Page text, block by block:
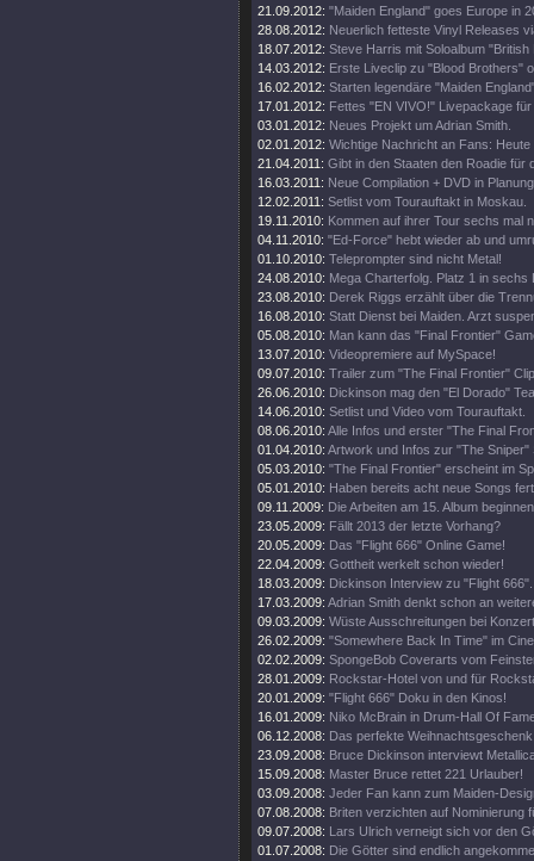
21.09.2012: "Maiden England" goes Europe in
28.08.2012: Neuerlich fetteste Vinyl Releases
18.07.2012: Steve Harris mit Soloalbum "British
14.03.2012: Erste Liveclip zu "Blood Brothers"
16.02.2012: Starten legendäre "Maiden
17.01.2012: Fettes "EN VIVO!" Livepackage
03.01.2012: Neues Projekt um Adrian Smith.
02.01.2012: Wichtige Nachricht an Fans: Heute
21.04.2011: Gibt in den Staaten den Roadie für
16.03.2011: Neue Compilation + DVD in
12.02.2011: Setlist vom Tourauftakt in Moskau.
19.11.2010: Kommen auf ihrer Tour sechs mal
04.11.2010: "Ed-Force" hebt wieder ab und
01.10.2010: Teleprompter sind nicht Metal!
24.08.2010: Mega Charterfolg. Platz 1 in sechs
23.08.2010: Derek Riggs erzählt über die
16.08.2010: Statt Dienst bei Maiden. Arzt
05.08.2010: Man kann das "Final Frontier"
13.07.2010: Videopremiere auf MySpace!
09.07.2010: Trailer zum "The Final Frontier"
26.06.2010: Dickinson mag den "El Dorado"
14.06.2010: Setlist und Video vom Tourauftakt.
08.06.2010: Alle Infos und erster "The Final
01.04.2010: Artwork und Infos zur "The Sniper"
05.03.2010: "The Final Frontier" erscheint im
05.01.2010: Haben bereits acht neue Songs
09.11.2009: Die Arbeiten am 15. Album
23.05.2009: Fällt 2013 der letzte Vorhang?
20.05.2009: Das "Flight 666" Online Game!
22.04.2009: Gottheit werkelt schon wieder!
18.03.2009: Dickinson Interview zu "Flight 666".
17.03.2009: Adrian Smith denkt schon an
09.03.2009: Wüste Ausschreitungen bei
26.02.2009: "Somewhere Back In Time" im
02.02.2009: SpongeBob Coverarts vom
28.01.2009: Rockstar-Hotel von und für
20.01.2009: "Flight 666" Doku in den Kinos!
16.01.2009: Niko McBrain in Drum-Hall Of
06.12.2008: Das perfekte
23.09.2008: Bruce Dickinson interviewt
15.09.2008: Master Bruce rettet 221 Urlauber!
03.09.2008: Jeder Fan kann zum Maiden-
07.08.2008: Briten verzichten auf Nominierung
09.07.2008: Lars Ulrich verneigt sich vor den
01.07.2008: Die Götter sind endlich